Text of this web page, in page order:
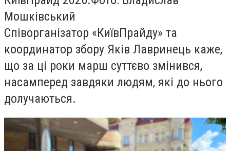
Мошківський
Співорганізатор «КиївПрайду» та
координатор збору Яків Лавринець каже,
що за ці роки марш суттєво змінився,
насамперед завдяки людям, які до нього
долучаються.